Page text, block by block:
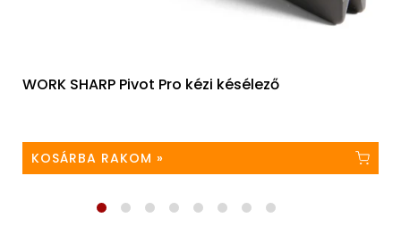
WORK SHARP Pivot Pro kézi késélező
KOSÁRBA RAKOM »